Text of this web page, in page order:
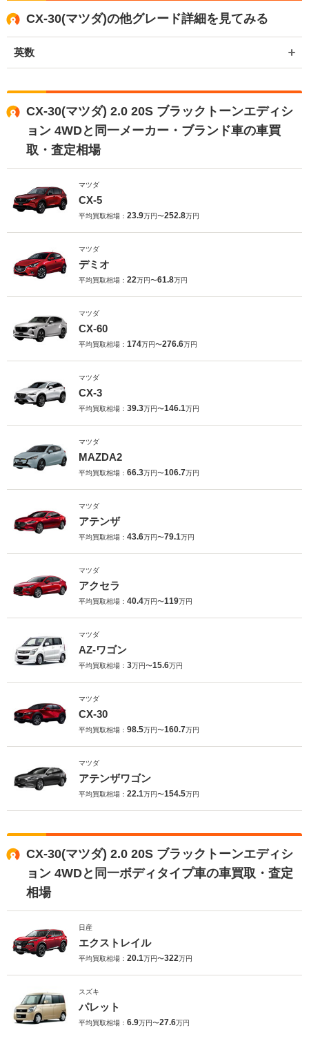
CX-30(マツダ)の他グレード詳細を見てみる
英数
CX-30(マツダ) 2.0 20S ブラックトーンエディシ
ョン 4WDと同一メーカー・ブランド車の車買
取・査定相場
マツダ
CX-5
平均買取相場： 23.9万円〜252.8万円
マツダ
デミオ
平均買取相場： 22万円〜61.8万円
マツダ
CX-60
平均買取相場： 174万円〜276.6万円
マツダ
CX-3
平均買取相場： 39.3万円〜146.1万円
マツダ
MAZDA2
平均買取相場： 66.3万円〜106.7万円
マツダ
アテンザ
平均買取相場： 43.6万円〜79.1万円
マツダ
アクセラ
平均買取相場： 40.4万円〜119万円
マツダ
AZ-ワゴン
平均買取相場： 3万円〜15.6万円
マツダ
CX-30
平均買取相場： 98.5万円〜160.7万円
マツダ
アテンザワゴン
平均買取相場： 22.1万円〜154.5万円
CX-30(マツダ) 2.0 20S ブラックトーンエディシ
ョン 4WDと同一ボディタイプ車の車買取・査定
相場
日産
エクストレイル
平均買取相場： 20.1万円〜322万円
スズキ
パレット
平均買取相場： 6.9万円〜27.6万円